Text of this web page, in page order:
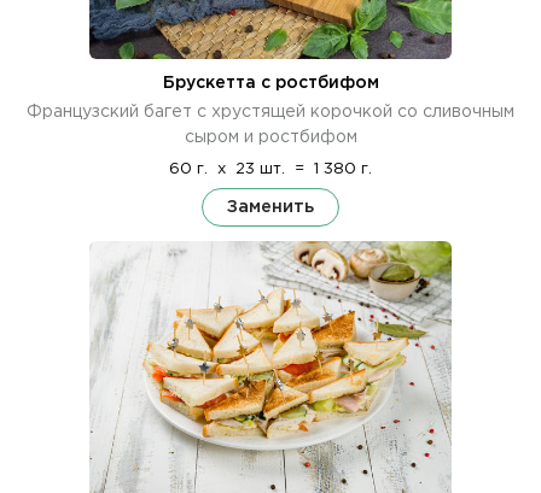
Брускетта с ростбифом
Французский багет с хрустящей корочкой со сливочным
сыром и ростбифом
60 г. x 23 шт. = 1 380 г.
Заменить